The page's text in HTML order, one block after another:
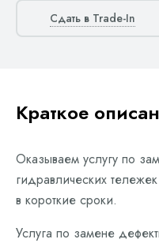
Сдать в Trade-In
Краткое
Оказываем услугу по
гидравлических
в короткие сроки.
Услуга по замене